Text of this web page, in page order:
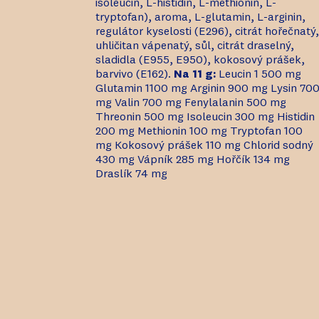
isoleucin, L-histidin, L-methionin, L-
tryptofan), aroma, L-glutamin, L-arginin,
regulátor kyselosti (E296), citrát hořečnatý,
uhličitan vápenatý, sůl, citrát draselný,
sladidla (E955, E950), kokosový prášek,
barvivo (E162). Na 11 g: Leucin 1 500 mg
Glutamin 1100 mg Arginin 900 mg Lysin 700
mg Valin 700 mg Fenylalanin 500 mg
Threonin 500 mg Isoleucin 300 mg Histidin
200 mg Methionin 100 mg Tryptofan 100
mg Kokosový prášek 110 mg Chlorid sodný
430 mg Vápník 285 mg Hořčík 134 mg
Draslík 74 mg